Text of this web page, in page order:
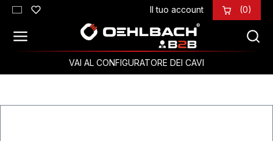
Passa al contenuto principale Il tuo account (0)
VAI AL CONFIGURATORE DEI CAVI